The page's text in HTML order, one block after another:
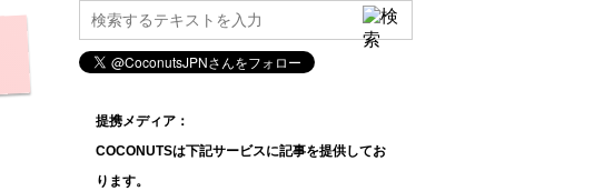
提携メディア：
COCONUTSは下記サービスに記事を提供してお
ります。